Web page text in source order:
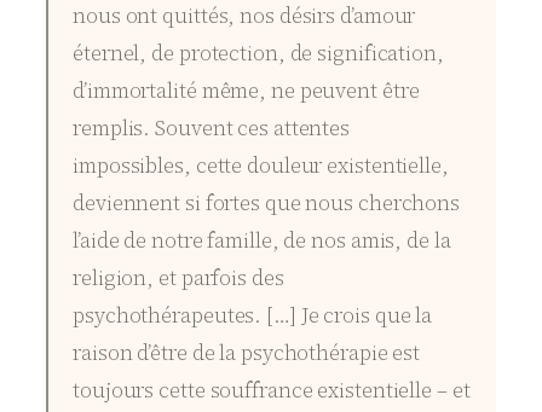
nous ont quittés, nos désirs d’amour
éternel, de protection, de signification,
d’immortalité même, ne peuvent être
remplis. Souvent ces attentes
impossibles, cette douleur existentielle,
deviennent si fortes que nous cherchons
l’aide de notre famille, de nos amis, de la
religion, et parfois des
psychothérapeutes. […] Je crois que la
raison d’être de la psychothérapie est
toujours cette souffrance existentielle – et